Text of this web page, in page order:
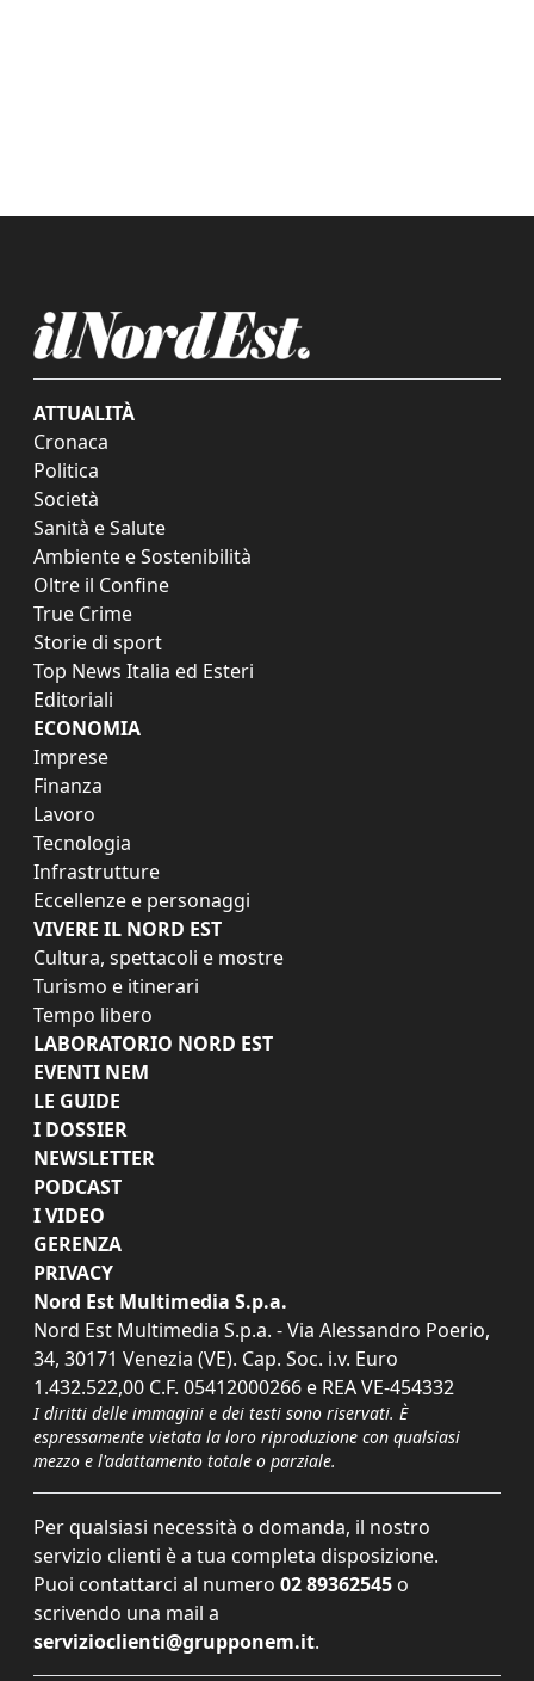
ATTUALITÀ
Cronaca
Politica
Società
Sanità e Salute
Ambiente e Sostenibilità
Oltre il Confine
True Crime
Storie di sport
Top News Italia ed Esteri
Editoriali
ECONOMIA
Imprese
Finanza
Lavoro
Tecnologia
Infrastrutture
Eccellenze e personaggi
VIVERE IL NORD EST
Cultura, spettacoli e mostre
Turismo e itinerari
Tempo libero
LABORATORIO NORD EST
EVENTI NEM
LE GUIDE
I DOSSIER
NEWSLETTER
PODCAST
I VIDEO
GERENZA
PRIVACY
Nord Est Multimedia S.p.a.
Nord Est Multimedia S.p.a. - Via Alessandro Poerio,
34, 30171 Venezia (VE). Cap. Soc. i.v. Euro
1.432.522,00 C.F. 05412000266 e REA VE-454332
I diritti delle immagini e dei testi sono riservati. È
espressamente vietata la loro riproduzione con qualsiasi
mezzo e l'adattamento totale o parziale.
Per qualsiasi necessità o domanda, il nostro
servizio clienti è a tua completa disposizione.
Puoi contattarci al numero 02 89362545 o
scrivendo una mail a
servizioclienti@grupponem.it.